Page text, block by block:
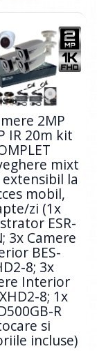
2MP
IR 20m kit
mixt
extensibil la
mobil,
zi (1x
ESR-
3x Camere
BES-
8; 3x
Interior
8; 1x
R
si
incluse)